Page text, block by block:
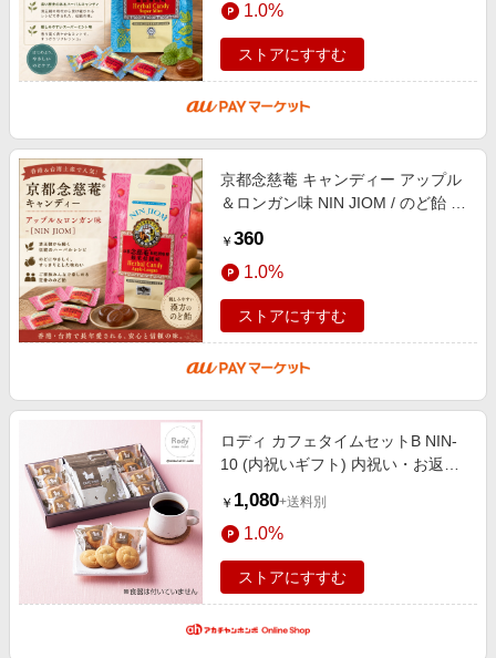
1.0%
ストアにすすむ
京都念慈菴 キャンディー アップル
＆ロンガン味 NIN JIOM / のど飴 お
ジアン食品 エスニック食材
￥ 360
1.0%
ストアにすすむ
ロディ カフェタイムセットB NIN-
10 (内祝いギフト) 内祝い・お返し
￥ 1,080+送料別
1.0%
ストアにすすむ